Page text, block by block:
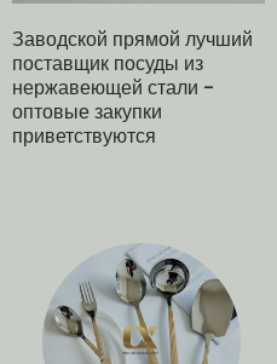
Заводской прямой лучший
поставщик посуды из
нержавеющей стали -
оптовые закупки
приветствуются